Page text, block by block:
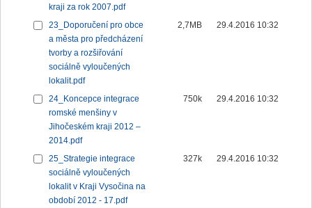
kraji za rok 2007.pdf
23_Doporučení pro obce
a města pro předcházení
tvorby a rozšiřování
sociálně vyloučených
lokalit.pdf
2,7MB 29.4.2016 10:32
24_Koncepce integrace
romské menšiny v
Jihočeském kraji 2012 –
2014.pdf
750k 29.4.2016 10:32
25_Strategie integrace
sociálně vyloučených
lokalit v Kraji Vysočina na
období 2012 - 17.pdf
327k 29.4.2016 10:32